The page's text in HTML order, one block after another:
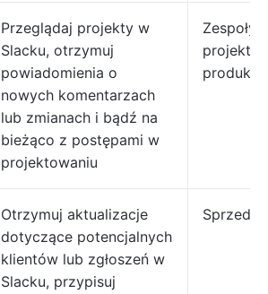
Przeglądaj projekty w
Slacku, otrzymuj
powiadomienia o
nowych komentarzach
lub zmianach i bądź na
bieżąco z postępami w
projektowaniu
Zespoły
Otrzymuj aktualizacje
dotyczące potencjalnych
klientów lub zgłoszeń w
Slacku, przypisuj